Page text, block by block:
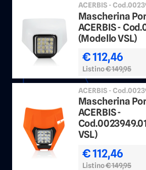
ACERBIS -
Mascherina
ACERBIS -
(Modello VSL)
€ 112,46
Listino€ 149,95
ACERBIS -
Mascherina
ACERBIS -
VSL)
€ 112,46
Listino€ 149,95